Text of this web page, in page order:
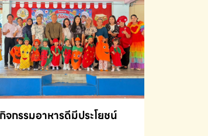
กิจกรรมอาหารดีมีประโยชน์